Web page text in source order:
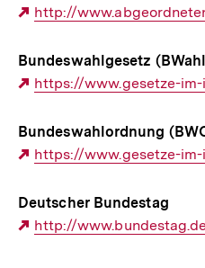
Externer
http://
Bundeswahlgesetz
Externer
https://www.gesetze-
Bundeswahlordnung
Externer
https://www.gesetze-
Deutscher Bundestag
Externer
http://www.bundestag.de